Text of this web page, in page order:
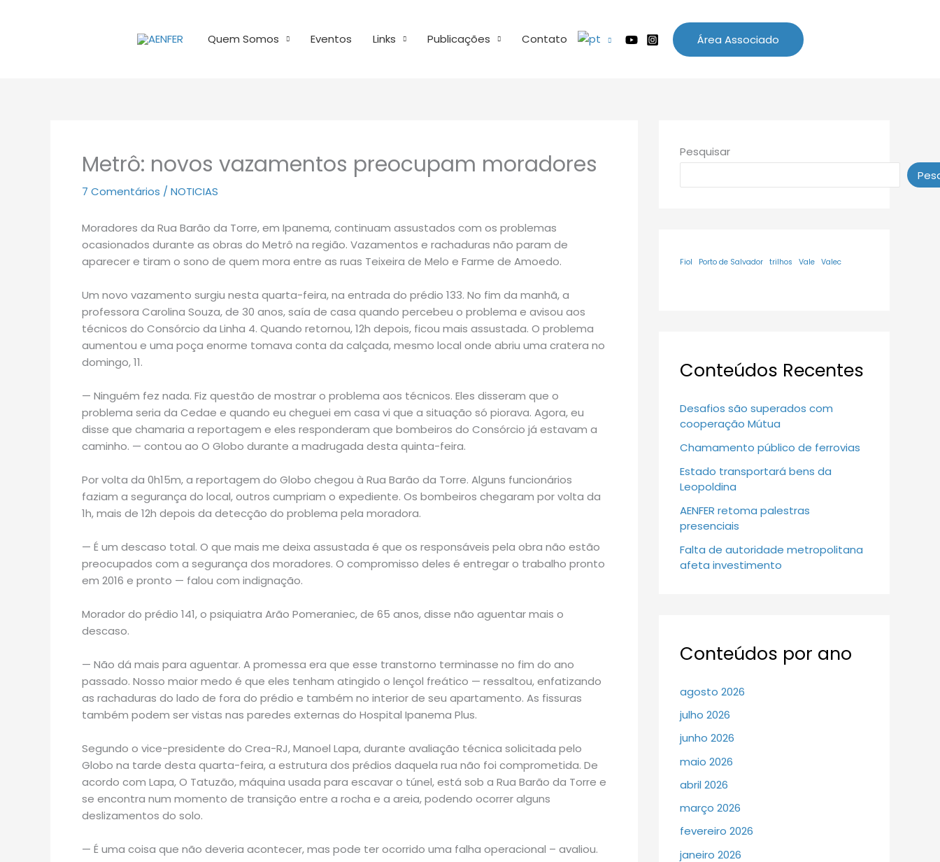
Quem Somos Eventos Links Publicações Contato Área Associado
Metrô: novos vazamentos preocupam moradores
7 Comentários / NOTICIAS
Moradores da Rua Barão da Torre, em Ipanema, continuam assustados com os problemas
ocasionados durante as obras do Metrô na região. Vazamentos e rachaduras não param de
aparecer e tiram o sono de quem mora entre as ruas Teixeira de Melo e Farme de Amoedo.
Um novo vazamento surgiu nesta quarta-feira, na entrada do prédio 133. No fim da manhã, a
professora Carolina Souza, de 30 anos, saía de casa quando percebeu o problema e avisou aos
técnicos do Consórcio da Linha 4. Quando retornou, 12h depois, ficou mais assustada. O problema
aumentou e uma poça enorme tomava conta da calçada, mesmo local onde abriu uma cratera no
domingo, 11.
— Ninguém fez nada. Fiz questão de mostrar o problema aos técnicos. Eles disseram que o
problema seria da Cedae e quando eu cheguei em casa vi que a situação só piorava. Agora, eu
disse que chamaria a reportagem e eles responderam que bombeiros do Consórcio já estavam a
caminho. — contou ao O Globo durante a madrugada desta quinta-feira.
Por volta da 0h15m, a reportagem do Globo chegou à Rua Barão da Torre. Alguns funcionários
faziam a segurança do local, outros cumpriam o expediente. Os bombeiros chegaram por volta da
1h, mais de 12h depois da detecção do problema pela moradora.
— É um descaso total. O que mais me deixa assustada é que os responsáveis pela obra não estão
preocupados com a segurança dos moradores. O compromisso deles é entregar o trabalho pronto
em 2016 e pronto — falou com indignação.
Morador do prédio 141, o psiquiatra Arão Pomeraniec, de 65 anos, disse não aguentar mais o
descaso.
— Não dá mais para aguentar. A promessa era que esse transtorno terminasse no fim do ano
passado. Nosso maior medo é que eles tenham atingido o lençol freático — ressaltou, enfatizando
as rachaduras do lado de fora do prédio e também no interior de seu apartamento. As fissuras
também podem ser vistas nas paredes externas do Hospital Ipanema Plus.
Segundo o vice-presidente do Crea-RJ, Manoel Lapa, durante avaliação técnica solicitada pelo
Globo na tarde desta quarta-feira, a estrutura dos prédios daquela rua não foi comprometida. De
acordo com Lapa, O Tatuzão, máquina usada para escavar o túnel, está sob a Rua Barão da Torre e
se encontra num momento de transição entre a rocha e a areia, podendo ocorrer alguns
deslizamentos do solo.
— É uma coisa que não deveria acontecer, mas pode ter ocorrido uma falha operacional – avaliou.
Pesquisar
Fiol Porto de Salvador trilhos Vale Valec
Conteúdos Recentes
Desafios são superados com
cooperação Mútua
Chamamento público de ferrovias
Estado transportará bens da
Leopoldina
AENFER retoma palestras
presenciais
Falta de autoridade metropolitana
afeta investimento
Conteúdos por ano
agosto 2026
julho 2026
junho 2026
maio 2026
abril 2026
março 2026
fevereiro 2026
janeiro 2026